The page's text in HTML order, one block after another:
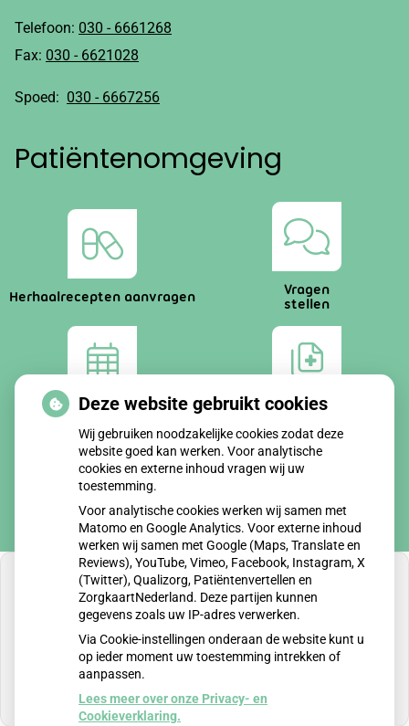
Telefoon: 030 - 6661268
Fax: 030 - 6621028
Spoed: 030 - 6667256
Patiëntenomgeving
Herhaalrecepten aanvragen
Vragen
stellen
Afspraken
maken
Dossier
bekijken
U heeft geen toestemming gegeven voor
externe inhoud die nodig is om dit te zien.
Cookie-instellingen wijzigen
Deze website gebruikt cookies
Wij gebruiken noodzakelijke cookies zodat deze
website goed kan werken. Voor analytische
cookies en externe inhoud vragen wij uw
toestemming.
Voor analytische cookies werken wij samen met
Matomo en Google Analytics. Voor externe inhoud
werken wij samen met Google (Maps, Translate en
Reviews), YouTube, Vimeo, Facebook, Instagram, X
(Twitter), Qualizorg, Patiëntenvertellen en
ZorgkaartNederland. Deze partijen kunnen
gegevens zoals uw IP-adres verwerken.
Via Cookie-instellingen onderaan de website kunt u
op ieder moment uw toestemming intrekken of
aanpassen.
Lees meer over onze Privacy- en
Cookieverklaring.